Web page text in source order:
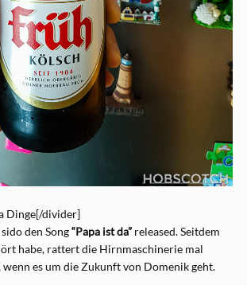
Dinge[/divider]
den Song“Papa ist da” released. Seitdem
habe, rattert die Hirnmaschinerie mal
es um die Zukunft von Domenik geht.